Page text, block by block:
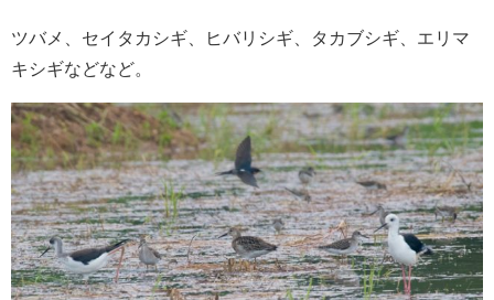
ツバメ、セイタカシギ、ヒバリシギ、タカブシギ、エリマ
キシギなどなど。